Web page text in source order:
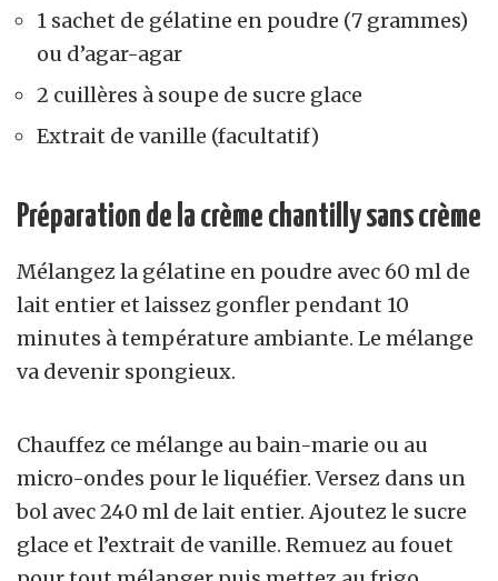
1 sachet de gélatine en poudre (7 grammes)
ou d’agar-agar
2 cuillères à soupe de sucre glace
Extrait de vanille (facultatif)
Préparation de la crème chantilly sans crème
Mélangez la gélatine en poudre avec 60 ml de
lait entier et laissez gonfler pendant 10
minutes à température ambiante. Le mélange
va devenir spongieux.
Chauffez ce mélange au bain-marie ou au
micro-ondes pour le liquéfier. Versez dans un
bol avec 240 ml de lait entier. Ajoutez le sucre
glace et l’extrait de vanille. Remuez au fouet